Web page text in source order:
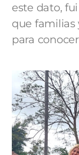
este dato,
que familias
para